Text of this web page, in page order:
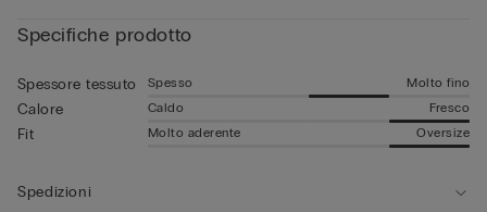
Specifiche prodotto
Spessore tessuto Spesso Molto fino
Calore Caldo Fresco
Fit Molto aderente Oversize
Spedizioni